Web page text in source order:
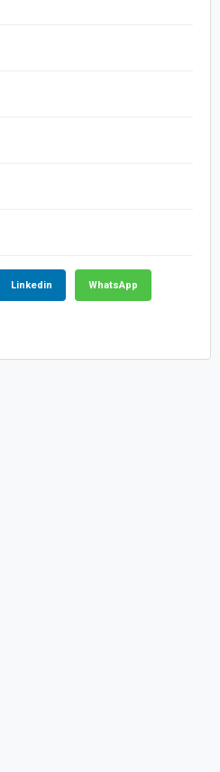
Linkedin WhatsApp